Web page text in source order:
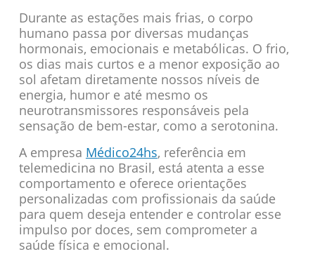
Durante as estações mais frias, o corpo
humano passa por diversas mudanças
hormonais, emocionais e metabólicas. O frio,
os dias mais curtos e a menor exposição ao
sol afetam diretamente nossos níveis de
energia, humor e até mesmo os
neurotransmissores responsáveis pela
sensação de bem-estar, como a serotonina.
A empresa Médico24hs, referência em
telemedicina no Brasil, está atenta a esse
comportamento e oferece orientações
personalizadas com profissionais da saúde
para quem deseja entender e controlar esse
impulso por doces, sem comprometer a
saúde física e emocional.